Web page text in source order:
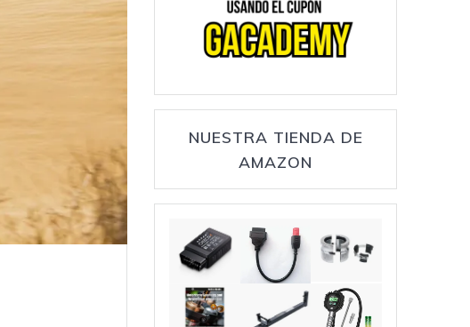
NUESTRA TIENDA DE
AMAZON